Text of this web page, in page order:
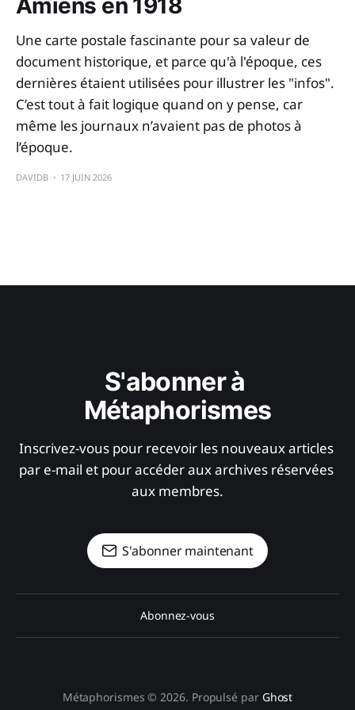
Une carte postale fascinante pour sa valeur de
document historique, et parce qu'à l'époque, ces
dernières étaient utilisées pour illustrer les "infos".
C’est tout à fait logique quand on y pense, car
même les journaux n’avaient pas de photos à
l’époque.
DAVIDB 17 JUIN 2026
S'abonner à
Métaphorismes
Inscrivez-vous pour recevoir les nouveaux articles
par e-mail et pour accéder aux archives réservées
aux membres.
S'abonner maintenant
Abonnez-vous
Métaphorismes © 2026. Propulsé par Ghost